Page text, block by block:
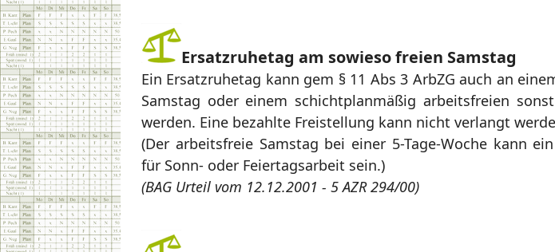
Ersatzruhetag am sowieso freien Samstag
Ein Ersatzruhetag kann gem § 11 Abs 3 ArbZG auch an
Samstag oder einem schichtplanmäßig arbeitsfreien
werden. Eine bezahlte Freistellung kann nicht verlangt
(Der arbeitsfreie Samstag bei einer 5-Tage-Woche kann
für Sonn- oder Feiertagsarbeit sein.)
(BAG Urteil vom 12.12.2001 - 5 AZR 294/00)